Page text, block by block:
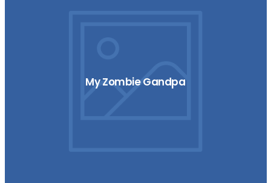
My Zombie Gandpa